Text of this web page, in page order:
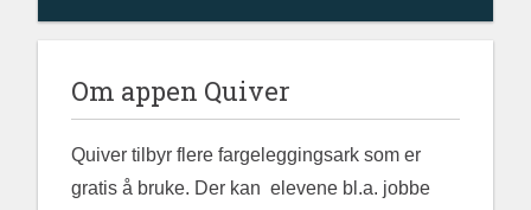
Om appen Quiver
Quiver tilbyr flere fargeleggingsark som er
gratis å bruke. Der kan elevene bl.a. jobbe